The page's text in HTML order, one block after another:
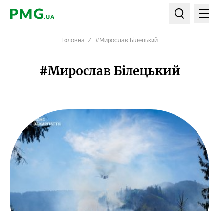
PMG.ua
Пошук по
Головна #Мирослав Білецький
#Мирослав Білецький